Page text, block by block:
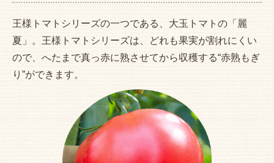
王様トマトシリーズの一つである、大玉トマトの「麗
夏」。王様トマトシリーズは、どれも果実が割れにくい
ので、へたまで真っ赤に熟させてから収穫する“赤熟もぎ
り”ができます。